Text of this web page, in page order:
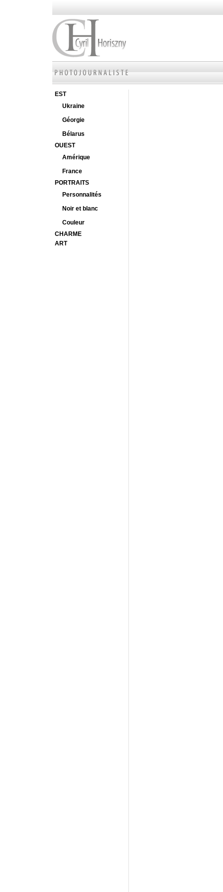
EST
Ukraine
Géorgie
Bélarus
OUEST
Amérique
France
PORTRAITS
Personnalités
Noir et blanc
Couleur
CHARME
ART